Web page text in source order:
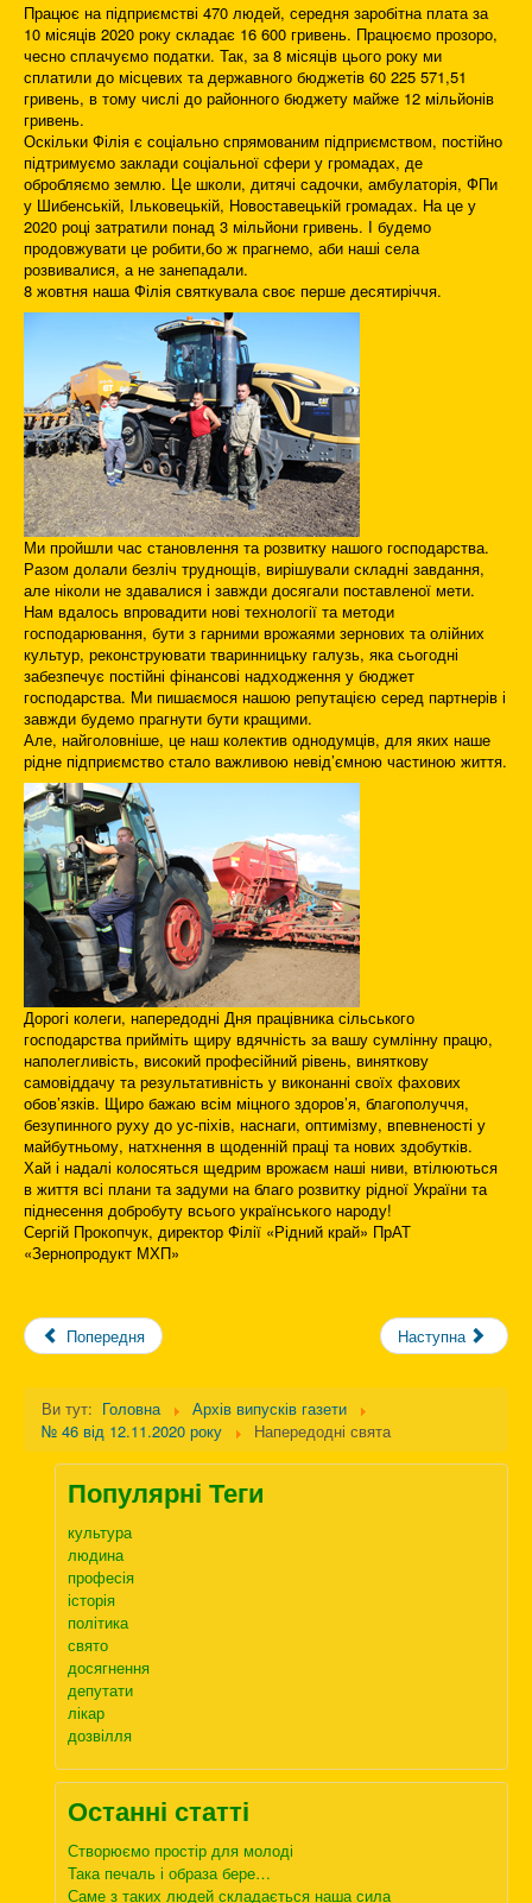
Працює на підприємстві 470 людей, середня заробітна плата за
10 місяців 2020 року складає 16 600 гривень. Працюємо прозоро,
чесно сплачуємо податки. Так, за 8 місяців цього року ми
сплатили до місцевих та державного бюджетів 60 225 571,51
гривень, в тому числі до районного бюджету майже 12 мільйонів
гривень.
Оскільки Філія є соціально спрямованим підприємством, постійно
підтримуємо заклади соціальної сфери у громадах, де
обробляємо землю. Це школи, дитячі садочки, амбулаторія, ФПи
у Шибенській, Ільковецькій, Новоставецькій громадах. На це у
2020 році затратили понад 3 мільйони гривень. І будемо
продовжувати це робити,бо ж прагнемо, аби наші села
розвивалися, а не занепадали.
8 жовтня наша Філія святкувала своє перше десятиріччя.
Ми пройшли час становлення та розвитку нашого господарства.
Разом долали безліч труднощів, вирішували складні завдання,
але ніколи не здавалися і завжди досягали поставленої мети.
Нам вдалось впровадити нові технології та методи
господарювання, бути з гарними врожаями зернових та олійних
культур, реконструювати тваринницьку галузь, яка сьогодні
забезпечує постійні фінансові надходження у бюджет
господарства. Ми пишаємося нашою репутацією серед партнерів і
завжди будемо прагнути бути кращими.
Але, найголовніше, це наш колектив однодумців, для яких наше
рідне підприємство стало важливою невід’ємною частиною життя.
Дорогі колеги, напередодні Дня працівника сільського
господарства прийміть щиру вдячність за вашу сумлінну працю,
наполегливість, високий професійний рівень, виняткову
самовіддачу та результативність у виконанні своїх фахових
обов’язків. Щиро бажаю всім міцного здоров’я, благополуччя,
безупинного руху до ус-піхів, наснаги, оптимізму, впевненості у
майбутньому, натхнення в щоденній праці та нових здобутків.
Хай і надалі колосяться щедрим врожаєм наші ниви, втілюються
в життя всі плани та задуми на благо розвитку рідної України та
піднесення добробуту всього українського народу!
Сергій Прокопчук, директор Філії «Рідний край» ПрАТ
«Зернопродукт МХП»
Попередня Наступна
Ви тут: Головна
Архів випусків газети
№ 46 від 12.11.2020 року
Напередодні свята
Популярні Теги
культура
людина
професія
історія
політика
свято
досягнення
депутати
лікар
дозвілля
Останні статті
Створюємо простір для молоді
Така печаль і образа бере…
Саме з таких людей складається наша сила